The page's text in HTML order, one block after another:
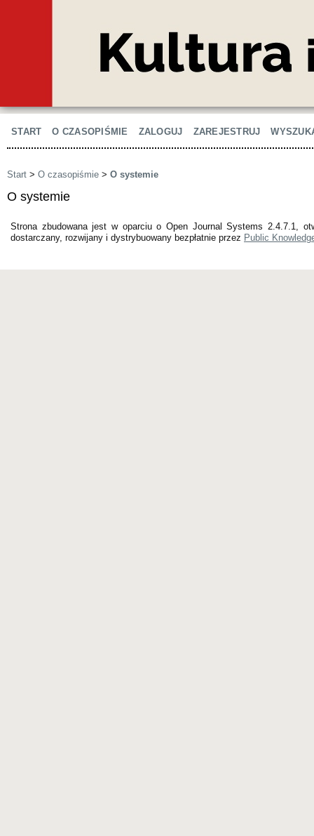
START O CZASOPIŚMIE ZALOGUJ ZAREJESTRUJ
Start > O czasopiśmie > O systemie
O systemie
Strona zbudowana jest w oparciu o Open Journal Systems 2.4.7.1,
dostarczany, rozwijany i dystrybuowany bezpłatnie przez Public